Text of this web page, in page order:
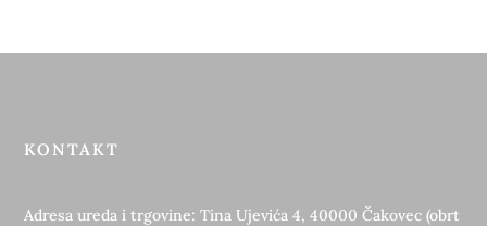
KONTAKT
Adresa ureda i trgovine: Tina Ujevića 4, 40000 Čakovec (obrt